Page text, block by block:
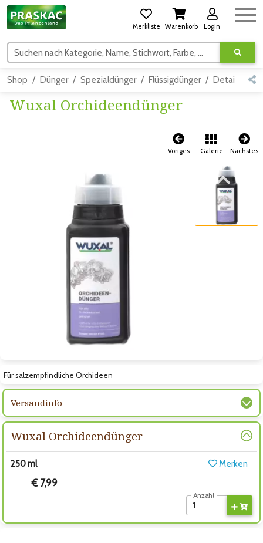
Merkliste Warenkorb Login
Suchen nach Kategorie, Name, Stichwort, Farbe, usw.
Shop Dünger Spezialdünger Flüssigdünger Detail
Wuxal Orchideendünger
Voriges Galerie Nächstes
Zum vorigen Bild
Zum nächsten Bild
Für salzempfindliche Orchideen
Versandinfo
Wuxal Orchideendünger
250 ml Merken
€ 7,99
Anzahl